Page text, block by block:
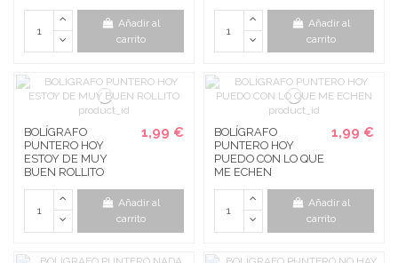
Añadir al
carrito
Añadir al
carrito
BOLÍGRAFO
PUNTERO HOY
ESTOY DE MUY
BUEN ROLLITO
1,99 €
Añadir al
carrito
BOLÍGRAFO
PUNTERO HOY
PUEDO CON LO QUE
ME ECHEN
1,99 €
Añadir al
carrito